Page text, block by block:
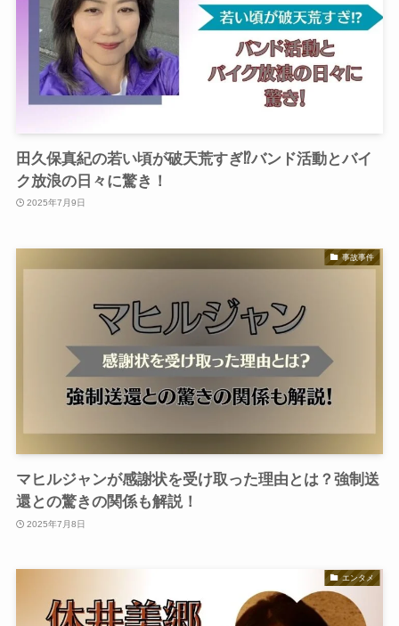
田久保真紀の若い頃が破天荒すぎ⁉︎バンド活動とバイ
ク放浪の日々に驚き！
2025年7月9日
事故事件
マヒルジャンが感謝状を受け取った理由とは？強制送
還との驚きの関係も解説！
2025年7月8日
エンタメ